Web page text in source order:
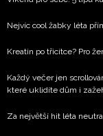
Nejvíc cool žabky léta
Kreatin po třicítce? Pro
Každý večer jen
které uklidíte dům i
Za největší hit léta